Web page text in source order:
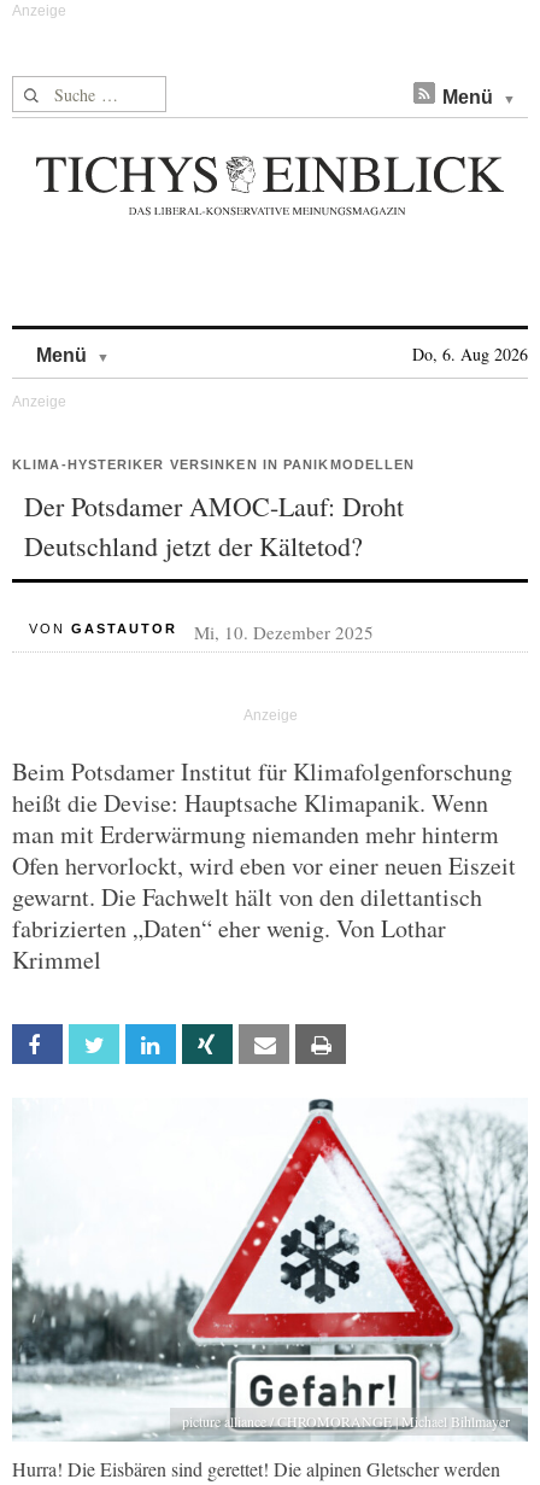
Suche nach: Menü
Menü Do, 6. Aug 2026
KLIMA-HYSTERIKER VERSINKEN IN PANIKMODELLEN
Der Potsdamer AMOC-Lauf: Droht
Deutschland jetzt der Kältetod?
VON GASTAUTOR Mi, 10. Dezember 2025
Beim Potsdamer Institut für Klimafolgenforschung
heißt die Devise: Hauptsache Klimapanik. Wenn
man mit Erderwärmung niemanden mehr hinterm
Ofen hervorlockt, wird eben vor einer neuen Eiszeit
gewarnt. Die Fachwelt hält von den dilettantisch
fabrizierten „Daten“ eher wenig. Von Lothar
Krimmel
Facebook Twitter Linkedin Xing Email
picture alliance / CHROMORANGE | Michael Bihlmayer
Hurra! Die Eisbären sind gerettet! Die alpinen Gletscher werden